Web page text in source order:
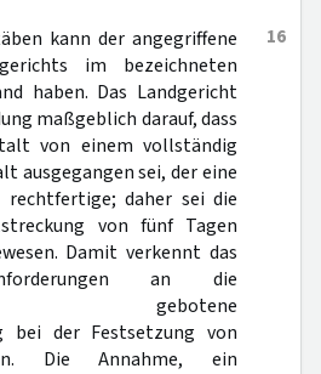
16
kann der angegriffene
im bezeichneten
haben. Das Landgericht
maßgeblich darauf, dass
von einem vollständig
ausgegangen sei, der eine
rechtfertige; daher sei die
von fünf Tagen
Damit verkennt das
an die
gebotene
bei der Festsetzung von
Die Annahme, ein